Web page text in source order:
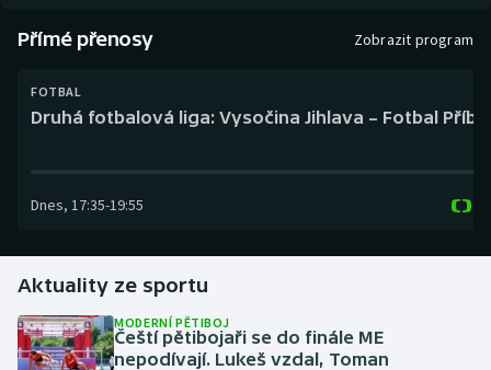
Curling
Gymnastika
Házená
Přímé přenosy Zobrazit program
FOTBAL
Druhá fotbalová liga: Vysočina Jihlava – Fotbal
Dnes, 17:35-19:55
Aktuality ze sportu
MODERNÍ PĚTIBOJ
Čeští pětibojaři se do finále ME
nepodívají. Lukeš vzdal, Toman